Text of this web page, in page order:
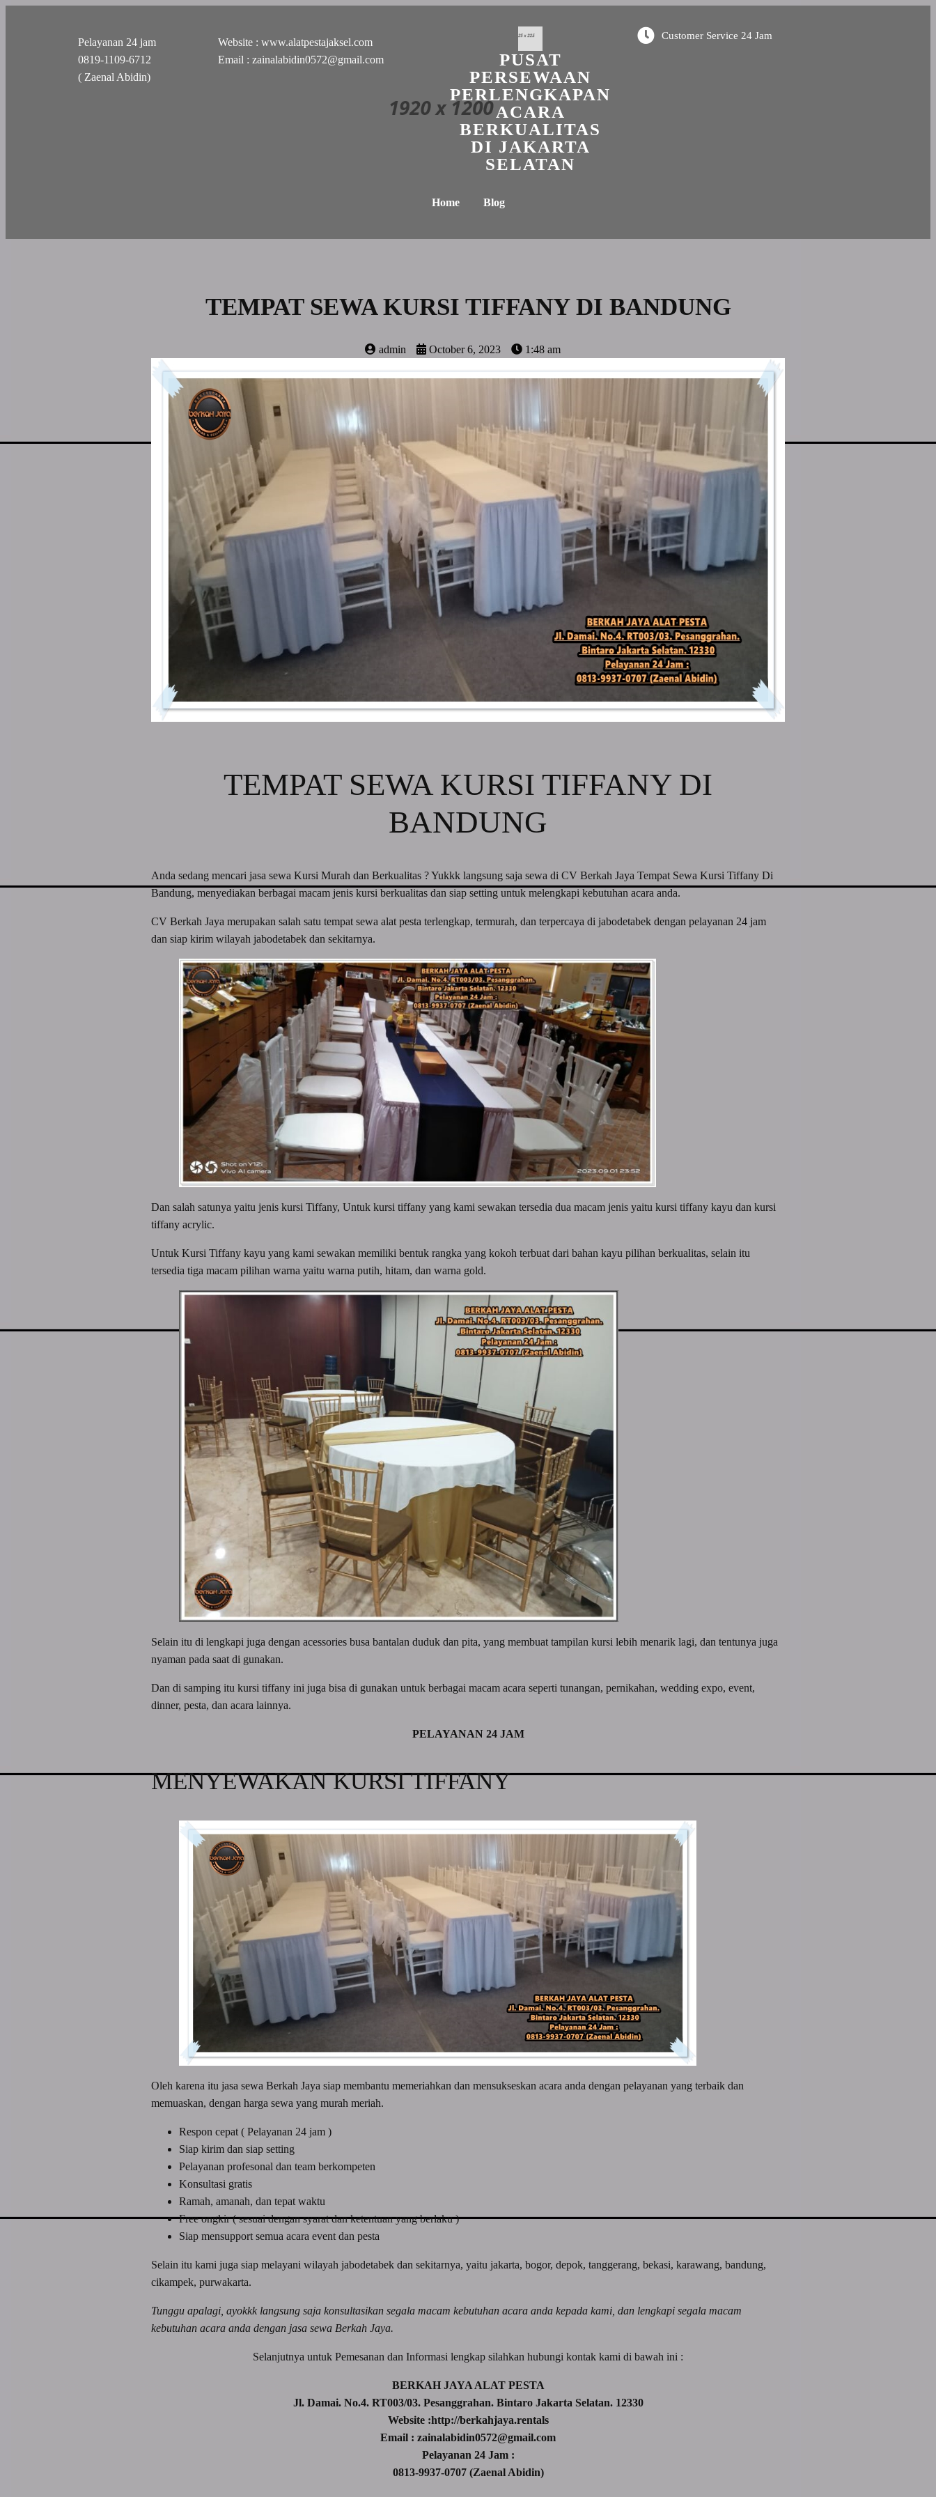
Pelayanan 24 jam
0819-1109-6712
( Zaenal Abidin)
Website : www.alatpestajaksel.com
Email : zainalabidin0572@gmail.com
PUSAT
PERSEWAAN
PERLENGKAPAN
ACARA
BERKUALITAS
DI JAKARTA
SELATAN
Customer Service 24 Jam
Home Blog
TEMPAT SEWA KURSI TIFFANY DI BANDUNG
admin October 6, 2023 1:48 am
TEMPAT SEWA KURSI TIFFANY DI
BANDUNG
Anda sedang mencari jasa sewa Kursi Murah dan Berkualitas ? Yukkk langsung saja sewa di CV Berkah Jaya Tempat Sewa Kursi Tiffany Di
Bandung, menyediakan berbagai macam jenis kursi berkualitas dan siap setting untuk melengkapi kebutuhan acara anda.
CV Berkah Jaya merupakan salah satu tempat sewa alat pesta terlengkap, termurah, dan terpercaya di jabodetabek dengan pelayanan 24 jam
dan siap kirim wilayah jabodetabek dan sekitarnya.
Dan salah satunya yaitu jenis kursi Tiffany, Untuk kursi tiffany yang kami sewakan tersedia dua macam jenis yaitu kursi tiffany kayu dan kursi
tiffany acrylic.
Untuk Kursi Tiffany kayu yang kami sewakan memiliki bentuk rangka yang kokoh terbuat dari bahan kayu pilihan berkualitas, selain itu
tersedia tiga macam pilihan warna yaitu warna putih, hitam, dan warna gold.
Selain itu di lengkapi juga dengan acessories busa bantalan duduk dan pita, yang membuat tampilan kursi lebih menarik lagi, dan tentunya juga
nyaman pada saat di gunakan.
Dan di samping itu kursi tiffany ini juga bisa di gunakan untuk berbagai macam acara seperti tunangan, pernikahan, wedding expo, event,
dinner, pesta, dan acara lainnya.
PELAYANAN 24 JAM
MENYEWAKAN KURSI TIFFANY
Oleh karena itu jasa sewa Berkah Jaya siap membantu memeriahkan dan mensukseskan acara anda dengan pelayanan yang terbaik dan
memuaskan, dengan harga sewa yang murah meriah.
Respon cepat ( Pelayanan 24 jam )
Siap kirim dan siap setting
Pelayanan profesonal dan team berkompeten
Konsultasi gratis
Ramah, amanah, dan tepat waktu
Free ongkir ( sesuai dengan syarat dan ketentuan yang berlaku )
Siap mensupport semua acara event dan pesta
Selain itu kami juga siap melayani wilayah jabodetabek dan sekitarnya, yaitu jakarta, bogor, depok, tanggerang, bekasi, karawang, bandung,
cikampek, purwakarta.
Tunggu apalagi, ayokkk langsung saja konsultasikan segala macam kebutuhan acara anda kepada kami, dan lengkapi segala macam
kebutuhan acara anda dengan jasa sewa Berkah Jaya.
Selanjutnya untuk Pemesanan dan Informasi lengkap silahkan hubungi kontak kami di bawah ini :
BERKAH JAYA ALAT PESTA
Jl. Damai. No.4. RT003/03. Pesanggrahan. Bintaro Jakarta Selatan. 12330
Website :http://berkahjaya.rentals
Email : zainalabidin0572@gmail.com
Pelayanan 24 Jam :
0813-9937-0707 (Zaenal Abidin)